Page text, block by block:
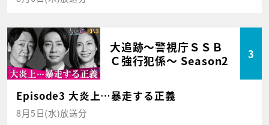
大追跡～警視庁ＳＳＢ
Ｃ強行犯係～ Season2
3
Episode3 大炎上…暴走する正義
8月5日(水)放送分